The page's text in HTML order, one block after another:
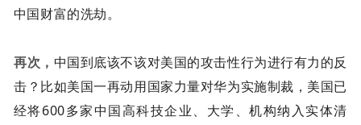
中国财富的洗劫。
再次， 中国到底该不该对美国的攻击性行为进行有力的反
击？比如美国一再动用国家力量对华为实施制裁，美国已
经将600多家中国高科技企业、大学、机构纳入实体清